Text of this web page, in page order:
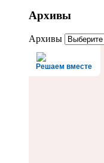
Архивы
Архивы
Решаем вместе